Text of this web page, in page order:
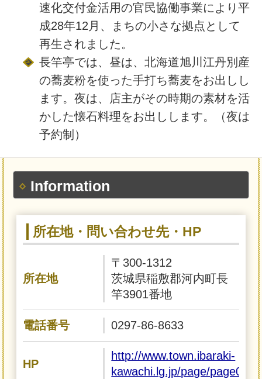
速化交付金活用の官民協働事業により平
成28年12月、まちの小さな拠点として
再生されました。
長竿亭では、昼は、北海道旭川江丹別産
の蕎麦粉を使った手打ち蕎麦をお出しし
ます。夜は、店主がその時期の素材を活
かした懐石料理をお出しします。（夜は
予約制）
Information
所在地・問い合わせ先・HP
所在地
〒300-1312
茨城県稲敷郡河内町長
竿3901番地
電話番号 0297-86-8633
HP
http://www.town.ibaraki-
kawachi.lg.jp/page/